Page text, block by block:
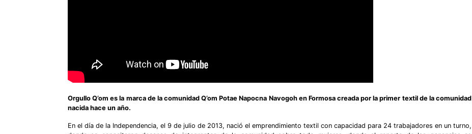
Orgullo Q’om es la marca de la comunidad Q’om Potae Napocna Navogoh en Formosa creada por la primer textil de la comunidad
nacida hace un año.
En el día de la Independencia, el 9 de julio de 2013, nació el emprendimiento textil con capacidad para 24 trabajadores en un turno,